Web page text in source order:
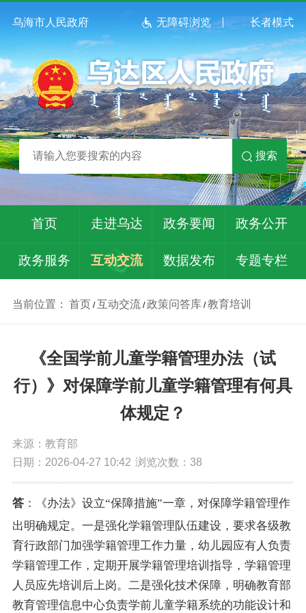
乌海市人民政府 无障碍浏览 长者模式
搜索
首页 走进乌达 政务要闻 政务公开
政务服务 互动交流 数据发布 专题专栏
当前位置： 首页 /互动交流/政策问答库/教育培训
《全国学前儿童学籍管理办法（试
行）》对保障学前儿童学籍管理有何具
体规定？
来源：教育部
日期：2026-04-27 10:42 浏览次数： 38
答：《办法》设立“保障措施”一章，对保障学籍管理作
出明确规定。一是强化学籍管理队伍建设，要求各级教
育行政部门加强学籍管理工作力量，幼儿园应有人负责
学籍管理工作，定期开展学籍管理培训指导，学籍管理
人员应先培训后上岗。二是强化技术保障，明确教育部
教育管理信息中心负责学前儿童学籍系统的功能设计和